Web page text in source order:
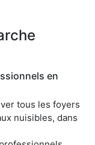
en
tous les foyers
nuisibles, dans